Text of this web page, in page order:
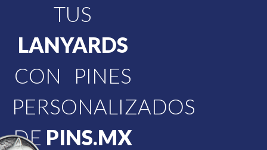
TUS
LANYARDS
CON PINES
PERSONALIZADOS
DE PINS.MX